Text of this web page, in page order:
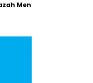
Medan Politik yang